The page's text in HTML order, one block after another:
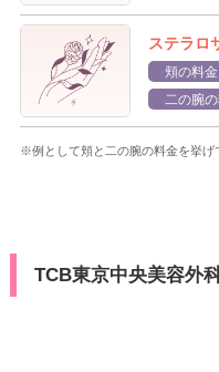
ステラロ
頬の料金
二の腕
※例として頬と二の腕の料金を挙げ
TCB東京中央美容外